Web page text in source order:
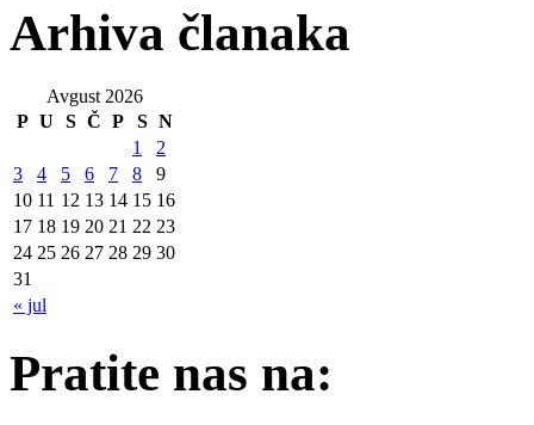
Arhiva članaka
Avgust 2026
P U S Č P S N
« jul
1
2
3
4 5 6 7 8
9
10 11 12 13 14 15 16
17 18 19 20 21 22 23
24 25 26 27 28 29 30
31
Pratite nas na: